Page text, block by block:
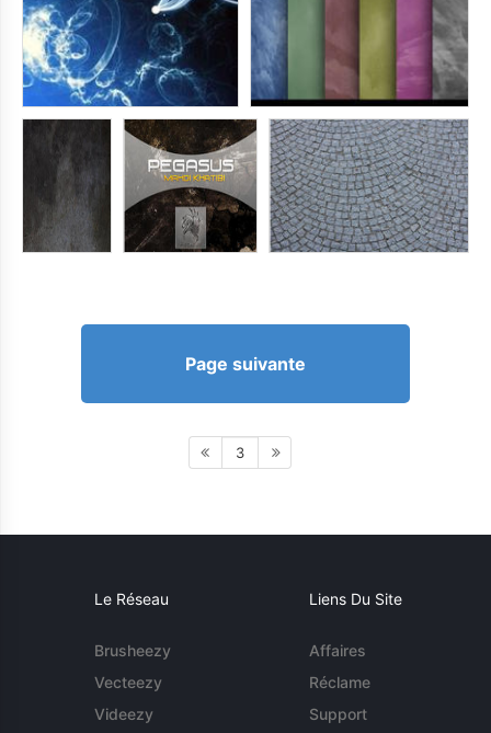
Page suivante
3
Le Réseau
Brusheezy
Vecteezy
Videezy
Liens Du Site
Affaires
Réclame
Support